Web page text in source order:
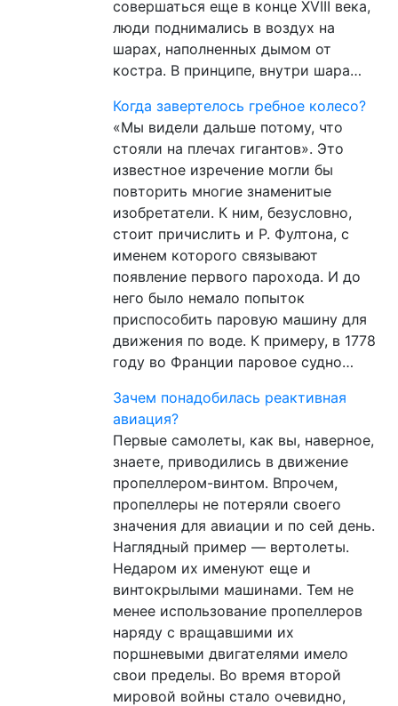
совершаться еще в конце XVIII века,
люди поднимались в воздух на
шарах, наполненных дымом от
костра. В принципе, внутри шара…
Когда завертелось гребное колесо?
«Мы видели дальше потому, что
стояли на плечах гигантов». Это
известное изречение могли бы
повторить многие знаменитые
изобретатели. К ним, безусловно,
стоит причислить и Р. Фултона, с
именем которого связывают
появление первого парохода. И до
него было немало попыток
приспособить паровую машину для
движения по воде. К примеру, в 1778
году во Франции паровое судно…
Зачем понадобилась реактивная
авиация?
Первые самолеты, как вы, наверное,
знаете, приводились в движение
пропеллером-винтом. Впрочем,
пропеллеры не потеряли своего
значения для авиации и по сей день.
Наглядный пример — вертолеты.
Недаром их именуют еще и
винтокрылыми машинами. Тем не
менее использование пропеллеров
наряду с вращавшими их
поршневыми двигателями имело
свои пределы. Во время второй
мировой войны стало очевидно,